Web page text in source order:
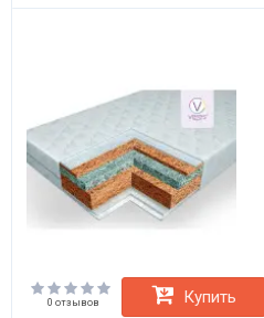
0 отзывов Купить